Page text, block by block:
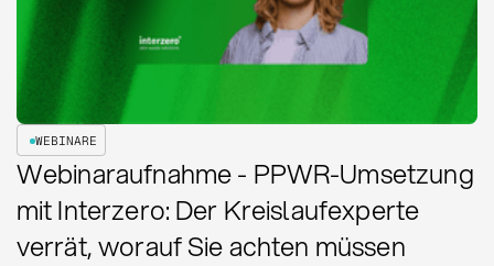
WEBINARE
Webinaraufnahme - PPWR-Umsetzung
mit Interzero: Der Kreislaufexperte
verrät, worauf Sie achten müssen